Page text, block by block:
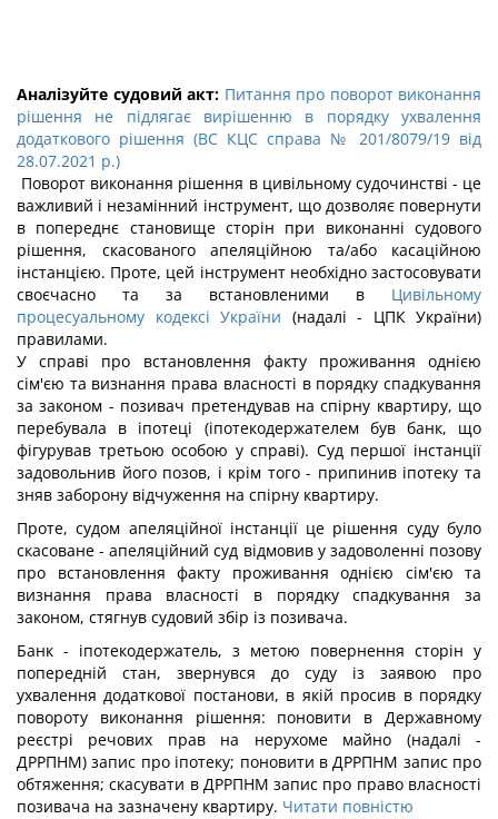
Аналізуйте судовий акт: Питання про поворот виконання
рішення не підлягає вирішенню в порядку ухвалення
додаткового рішення (ВС КЦС справа № 201/8079/19 від
28.07.2021 р.)
Поворот виконання рішення в цивільному судочинстві - це
важливий і незамінний інструмент, що дозволяє повернути
в попереднє становище сторін при виконанні судового
рішення, скасованого апеляційною та/або касаційною
інстанцією. Проте, цей інструмент необхідно застосовувати
своєчасно та за встановленими в Цивільному
процесуальному кодексі України (надалі - ЦПК України)
правилами.
У справі про встановлення факту проживання однією
сім'єю та визнання права власності в порядку спадкування
за законом - позивач претендував на спірну квартиру, що
перебувала в іпотеці (іпотекодержателем був банк, що
фігурував третьою особою у справі). Суд першої інстанції
задовольнив його позов, і крім того - припинив іпотеку та
зняв заборону відчуження на спірну квартиру.
Проте, судом апеляційної інстанції це рішення суду було
скасоване - апеляційний суд відмовив у задоволенні позову
про встановлення факту проживання однією сім'єю та
визнання права власності в порядку спадкування за
законом, стягнув судовий збір із позивача.
Банк - іпотекодержатель, з метою повернення сторін у
попередній стан, звернувся до суду із заявою про
ухвалення додаткової постанови, в якій просив в порядку
повороту виконання рішення: поновити в Державному
реєстрі речових прав на нерухоме майно (надалі -
ДРРПНМ) запис про іпотеку; поновити в ДРРПНМ запис про
обтяження; скасувати в ДРРПНМ запис про право власності
позивача на зазначену квартиру. Читати повністю